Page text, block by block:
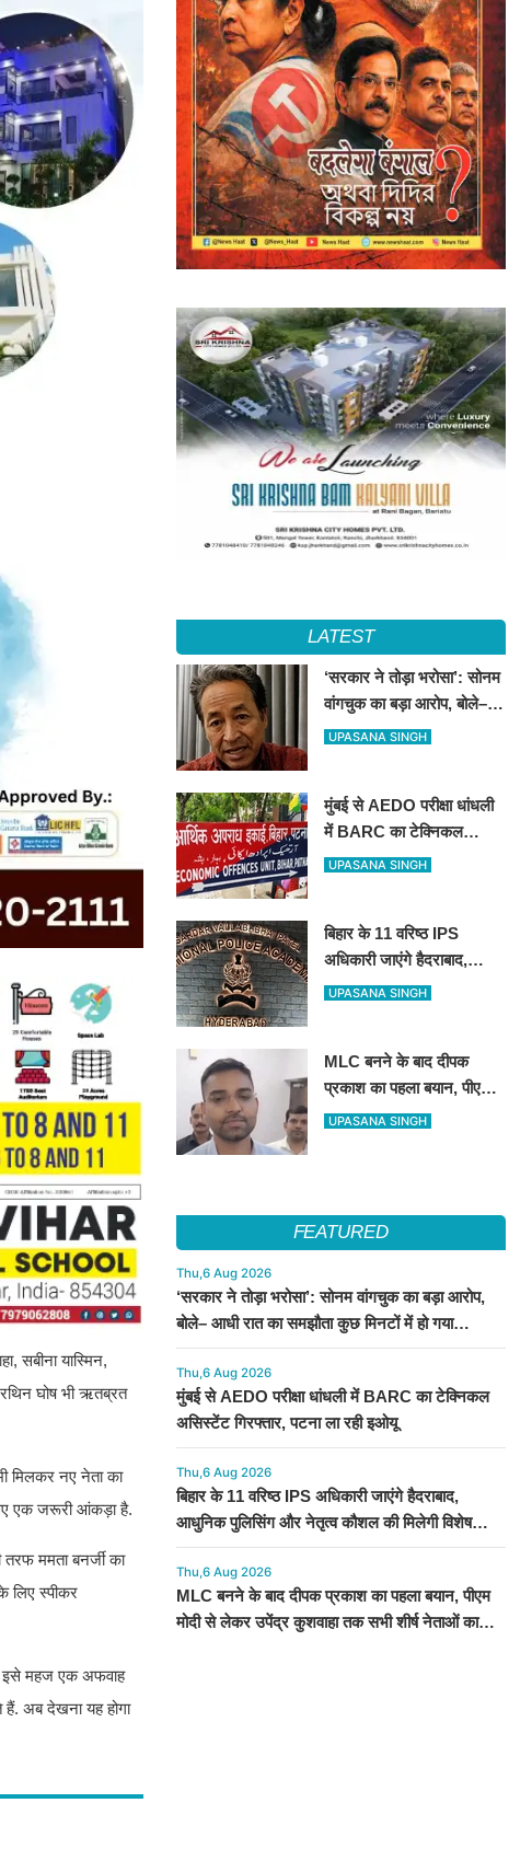
सबीना यास्मिन,
घोष भी ऋतब्रत
मिलकर नए नेता का
एक जरूरी आंकड़ा है.
ममता बनर्जी का
लिए स्पीकर
इसे महज एक अफवाह
अब देखना यह होगा
LATEST
‘सरकार ने तोड़ा भरोसा’: सोनम
वांगचुक का बड़ा आरोप, बोले–
आधी रात का समझौता कुछ
UPASANA SINGH
मुंबई से AEDO परीक्षा धांधली
में BARC का टेक्निकल
असिस्टेंट गिरफ्तार, पटना ला
UPASANA SINGH
बिहार के 11 वरिष्ठ IPS
अधिकारी जाएंगे हैदराबाद,
आधुनिक पुलिसिंग और नेतृत्व
UPASANA SINGH
MLC बनने के बाद दीपक
प्रकाश का पहला बयान, पीएम
मोदी से लेकर उपेंद्र कुशवाहा
UPASANA SINGH
FEATURED
Thu,6 Aug 2026
‘सरकार ने तोड़ा भरोसा’: सोनम वांगचुक का बड़ा आरोप,
बोले– आधी रात का समझौता कुछ मिनटों में हो गया
सार्वजनिक
Thu,6 Aug 2026
मुंबई से AEDO परीक्षा धांधली में BARC का टेक्निकल
असिस्टेंट गिरफ्तार, पटना ला रही इओयू
Thu,6 Aug 2026
बिहार के 11 वरिष्ठ IPS अधिकारी जाएंगे हैदराबाद,
आधुनिक पुलिसिंग और नेतृत्व कौशल की मिलेगी विशेष
ट्रेनिंग
Thu,6 Aug 2026
MLC बनने के बाद दीपक प्रकाश का पहला बयान, पीएम
मोदी से लेकर उपेंद्र कुशवाहा तक सभी शीर्ष नेताओं का